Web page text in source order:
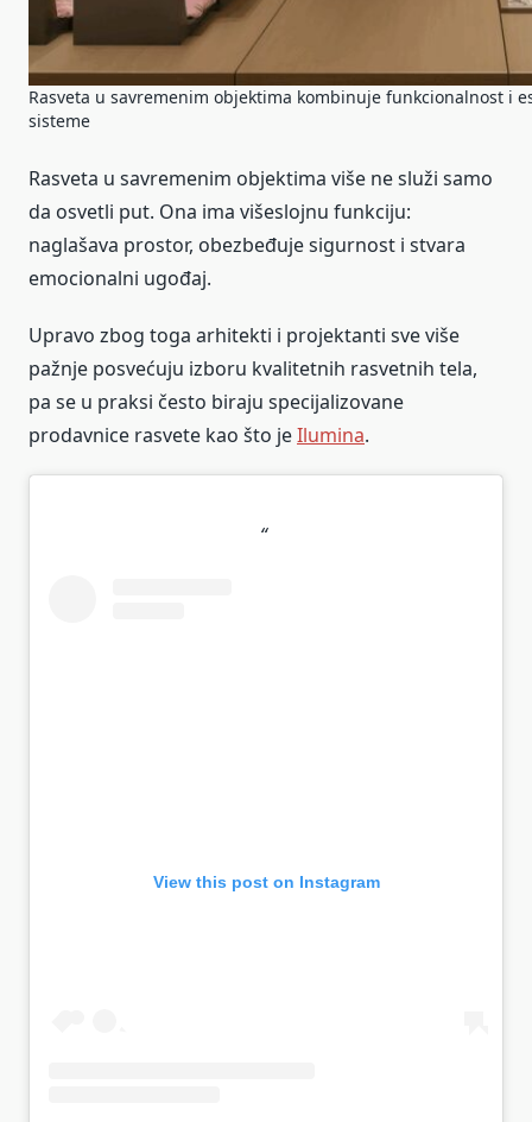
Rasveta u savremenim objektima kombinuje funkcionalnost i
sisteme
Rasveta u savremenim objektima više ne služi samo
da osvetli put. Ona ima višeslojnu funkciju:
naglašava prostor, obezbeđuje sigurnost i stvara
emocionalni ugođaj.
Upravo zbog toga arhitekti i projektanti sve više
pažnje posvećuju izboru kvalitetnih rasvetnih tela,
pa se u praksi često biraju specijalizovane
prodavnice rasvete kao što jeIlumina.
View this post on Instagram